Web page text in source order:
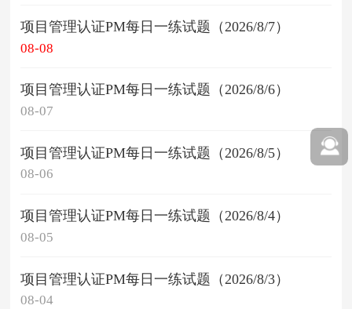
项目管理认证PM每日一练试题（2026/8/7）
08-08
项目管理认证PM每日一练试题（2026/8/6）
08-07
项目管理认证PM每日一练试题（2026/8/5）
08-06
项目管理认证PM每日一练试题（2026/8/4）
08-05
项目管理认证PM每日一练试题（2026/8/3）
08-04